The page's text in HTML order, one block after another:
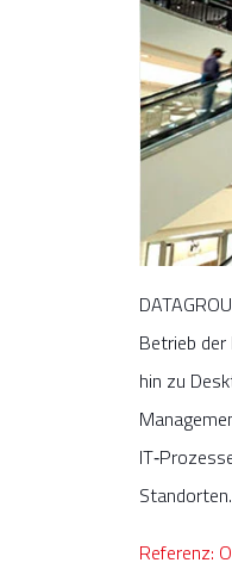
Betrieb
hin zu
Standorten.
Referenz: